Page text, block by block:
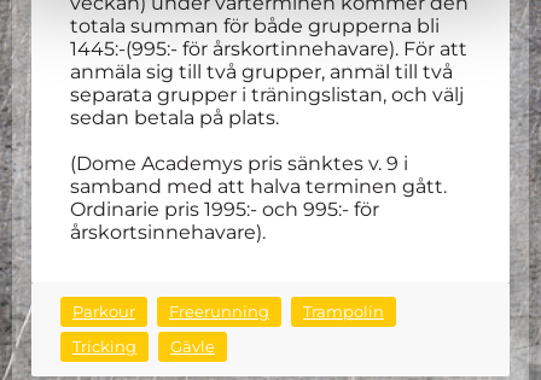
totala summan för både grupperna bli
1445:-(995:- för årskortinnehavare). För att
anmäla sig till två grupper, anmäl till två
separata grupper i träningslistan, och välj
sedan betala på plats.
(Dome Academys pris sänktes v. 9 i
samband med att halva terminen gått.
Ordinarie pris 1995:- och 995:- för
årskortsinnehavare).
Parkour Freerunning
Trampolin
Tricking
Gävle